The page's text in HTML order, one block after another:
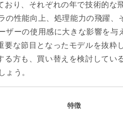
おり、それぞれの年で技術的な
の性能向上、処理能力の飛躍、
ザーの使用感に大きな影響を与
要な節目となったモデルを抜粋
る方も、買い替えを検討してい
ょう。
特徴